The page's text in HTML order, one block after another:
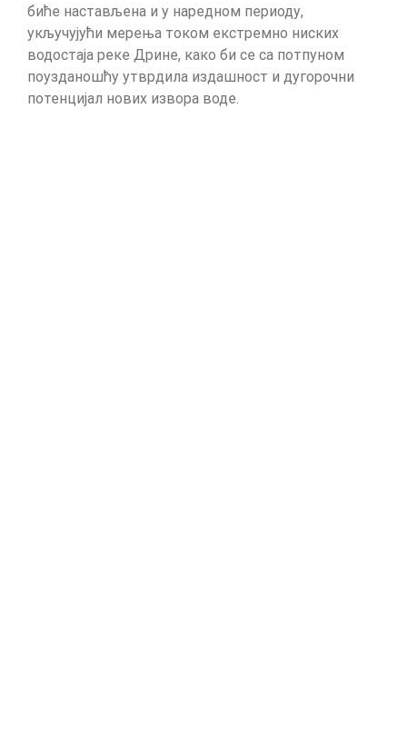
биће настављена и у наредном периоду,
укључујући мерења током екстремно ниских
водостаја реке Дрине, како би се са потпуном
поузданошћу утврдила издашност и дугорочни
потенцијал нових извора воде.